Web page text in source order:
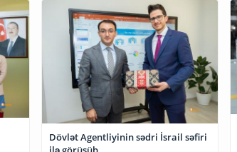
Dövlət Agentliyinin sədri İsrail səfiri